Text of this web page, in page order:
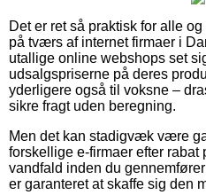
Det er ret så praktisk for alle
på tværs af internet firmaer i
utallige online webshops set
udsalgspriserne på deres
yderligere også til voksne –
sikre fragt uden beregning.
Men det kan stadigvæk være
forskellige e-firmaer efter rabat
vandfald inden du
er garanteret at skaffe sig den